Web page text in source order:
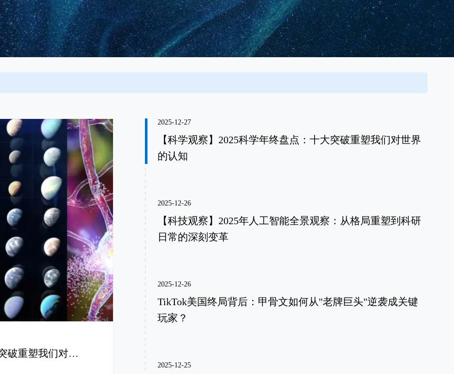
【科学观察】2025科学年终盘点：十大突破重塑我们对世界的认知
2025-12-27
【科学观察】2025科学年终盘点：十大突破重塑我们对世界
的认知
2025-12-26
【科技观察】2025年人工智能全景观察：从格局重塑到科研
日常的深刻变革
2025-12-26
TikTok美国终局背后：甲骨文如何从"老牌巨头"逆袭成关键
玩家？
2025-12-25